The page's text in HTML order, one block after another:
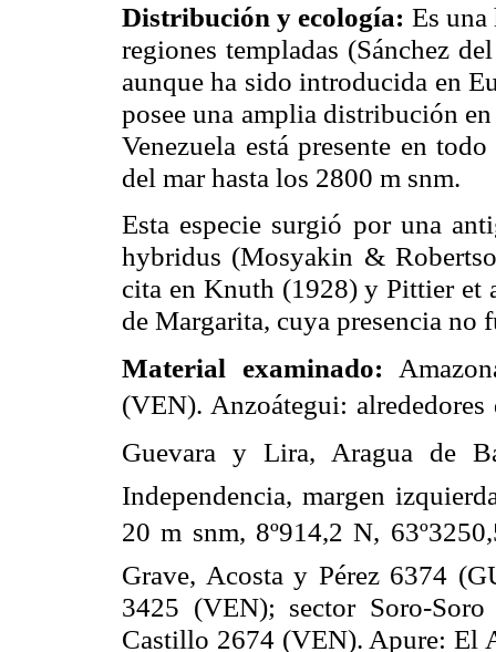
Distribución y ecología: Es
regiones templadas (Sánchez
aunque ha sido introducida en
posee una amplia distribución
Venezuela está presente en
del mar hasta los 2800 m snm.
Esta especie surgió por una
hybridus (Mosyakin &
cita en Knuth (1928) y Pittier et
de Margarita, cuya presencia no
Material examinado:
(VEN). Anzoátegui:
Guevara y Lira, Aragua de
Independencia, margen
20 m snm, 8º914,2 N,
Grave, Acosta y Pérez 6374
3425 (VEN); sector Soro-
Castillo 2674 (VEN). Apure: El